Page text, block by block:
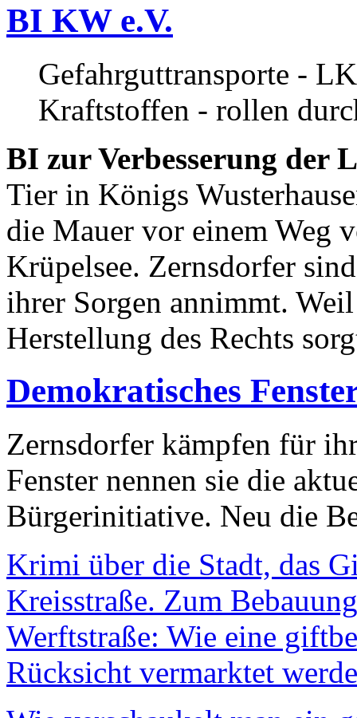
BI KW e.V.
Gefahrguttransporte -
Kraftstoffen - rollen
BI zur Verbesserung der
Tier in Königs
die Mauer vor einem Weg
Krüpelsee. Zernsdorfer
ihrer Sorgen annimmt.
Herstellung des Rechts
Demokratisches
Zernsdorfer kämpfen für
Fenster nennen sie die
Bürgerinitiative. Neu die
Krimi über die Stadt, das
Kreisstraße. Zum
Werftstraße: Wie eine
Rücksicht vermarktet